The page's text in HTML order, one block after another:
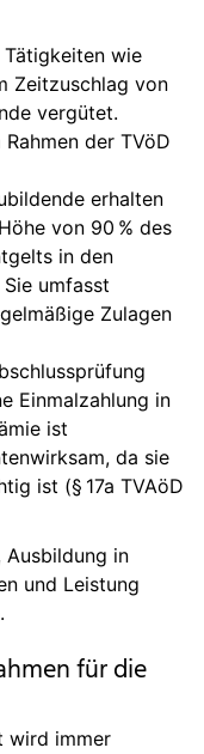
Tätigkeiten wie
Zeitzuschlag von
vergütet.
der TVöD
erhalten
von 90 % des
in den
umfasst
Zulagen
Einmalzahlung in
ist
da sie
ist (§ 17a TVAöD
Ausbildung in
und Leistung
für die
wird immer